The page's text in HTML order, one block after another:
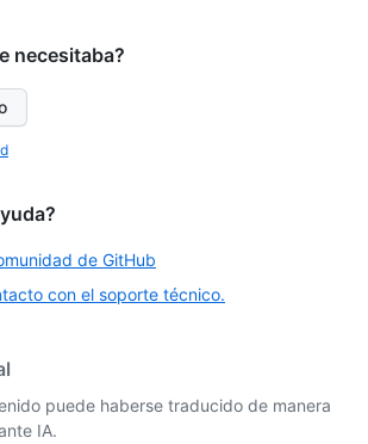
necesitaba?
de GitHub
con el soporte técnico.
puede haberse traducido de manera
IA.